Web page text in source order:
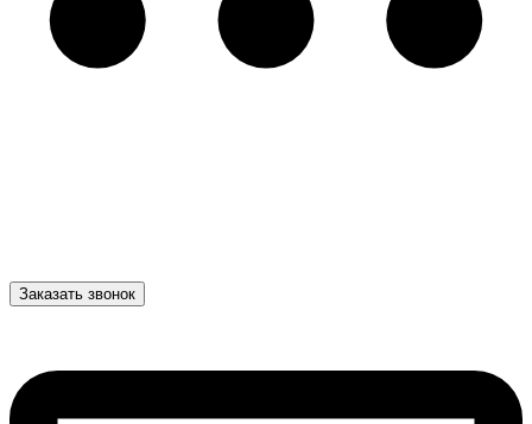
Заказать звонок